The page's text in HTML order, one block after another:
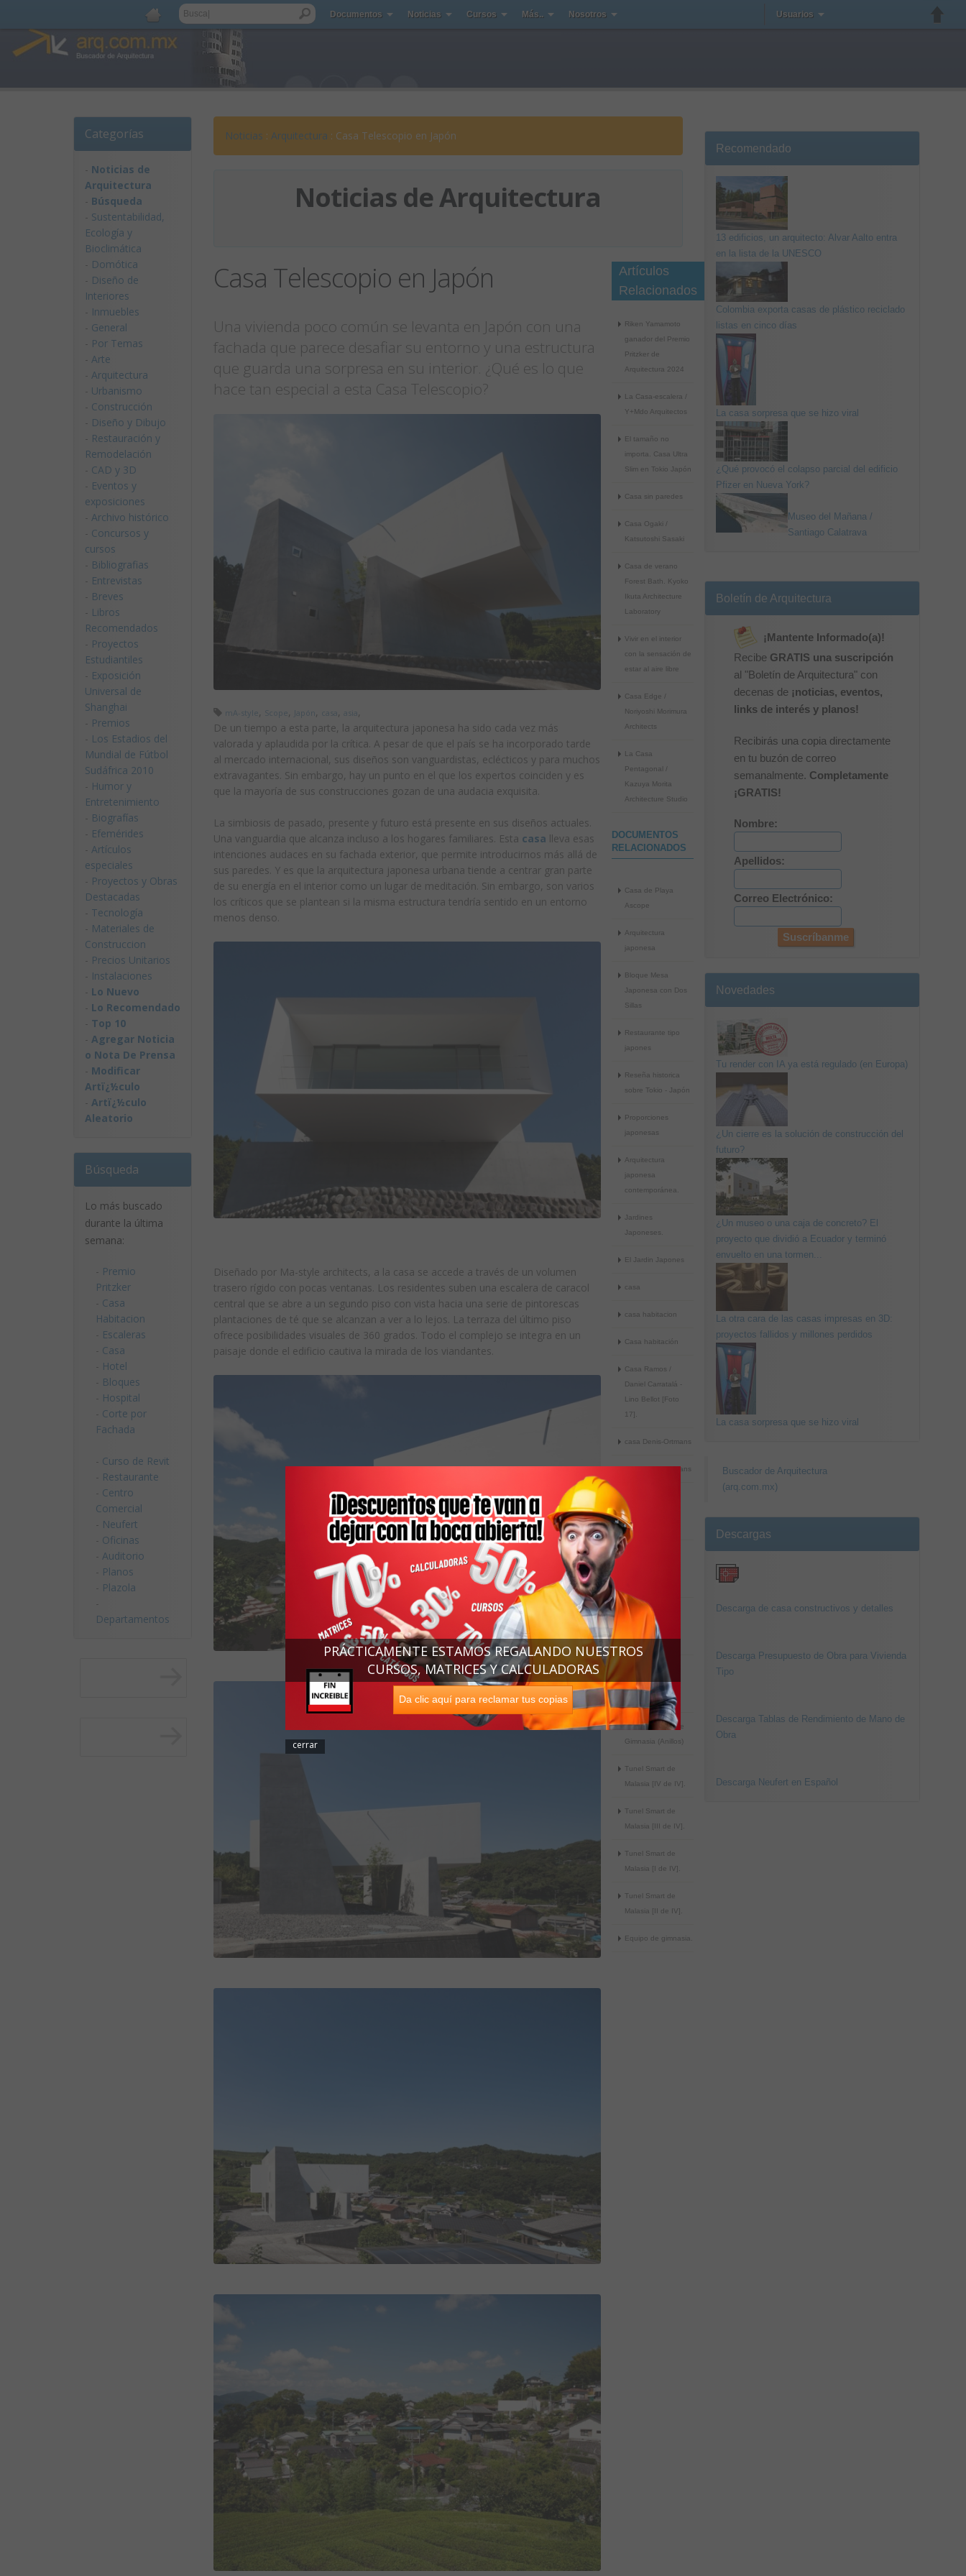
Documentos Noticias Cursos Más.. Nosotros Usuarios
Categorías
- Noticias de
Arquitectura
- Búsqueda
- Sustentabilidad,
Ecologí­a y
Bioclimática
- Domótica
- Diseño de
Interiores
- Inmuebles
- General
- Por Temas
- Arte
- Arquitectura
- Urbanismo
- Construcción
- Diseño y Dibujo
- Restauración y
Remodelación
- CAD y 3D
- Eventos y
exposiciones
- Archivo histórico
- Concursos y
cursos
- Bibliografias
- Entrevistas
- Breves
- Libros
Recomendados
- Proyectos
Estudiantiles
- Exposición
Universal de
Shanghai
- Premios
- Los Estadios del
Mundial de Fútbol
Sudáfrica 2010
- Humor y
Entretenimiento
- Biografías
- Efemérides
- Artículos
especiales
- Proyectos y Obras
Destacadas
- Tecnología
- Materiales de
Construccion
- Precios Unitarios
- Instalaciones
- Lo Nuevo
- Lo Recomendado
- Top 10
- Agregar Noticia
o Nota De Prensa
- Modificar
Artï¿½culo
- Artï¿½culo
Aleatorio
Búsqueda
Lo más buscado
durante la última
semana:
- Premio
Pritzker
- Casa
Habitacion
- Escaleras
- Casa
- Hotel
- Bloques
- Hospital
- Corte por
Fachada
- Curso de Revit
- Restaurante
- Centro
Comercial
- Neufert
- Oficinas
- Auditorio
- Planos
- Plazola
-
Departamentos
Noticias : Arquitectura : Casa Telescopio en Japón
Noticias de Arquitectura
Casa Telescopio en Japón
Una vivienda poco común se levanta en Japón con una
fachada que parece desafiar su entorno y una estructura
que guarda una sorpresa en su interior. ¿Qué es lo que
hace tan especial a esta Casa Telescopio?
mA-style, Scope, Japón, casa, asia,
De un tiempo a esta parte, la arquitectura japonesa ha sido cada vez más
valorada y aplaudida por la crítica. A pesar de que el país se ha incorporado tarde
al mercado internacional, sus diseños son vanguardistas, eclécticos y para muchos
extravagantes. Sin embargo, hay un punto en el que los expertos coinciden y es
que la mayoría de sus construcciones gozan de una audacia exquisita.
La simbiosis de pasado, presente y futuro está presente en sus diseños actuales.
Una vanguardia que alcanza incluso a los hogares familiares. Esta casa lleva esas
intenciones audaces en su fachada exterior, que permite introducirnos más allá de
sus paredes. Y es que la arquitectura japonesa urbana tiende a centrar gran parte
de su energía en el interior como un lugar de meditación. Sin embargo, son varios
los críticos que se plantean si la misma estructura tendría sentido en un entorno
menos denso.
Diseñado por Ma-style architects, a la casa se accede a través de un volumen
trasero rígido con pocas ventanas. Los residentes suben una escalera de caracol
central que se abre a un segundo piso con vista hacia una serie de pintorescas
plantaciones de té que se alcanzan a ver a lo lejos. La terraza del último piso
ofrece posibilidades visuales de 360 grados. Todo el complejo se integra en un
paisaje donde el edificio cautiva la mirada de los viandantes.
Artículos
Relacionados
Riken Yamamoto
ganador del Premio
Pritzker de
Arquitectura 2024
La Casa-escalera /
Y+Mdo Arquitectos
El tamaño no
importa. Casa Ultra
Slim en Tokio Japón
Casa sin paredes
Casa Ogaki /
Katsutoshi Sasaki
Casa de verano
Forest Bath. Kyoko
Ikuta Architecture
Laboratory
Vivir en el interior
con la sensación de
estar al aire libre
Casa Edge /
Noriyoshi Morimura
Architects
La Casa
Pentagonal /
Kazuya Morita
Architecture Studio
DOCUMENTOS
RELACIONADOS
Casa de Playa
Ascope
Arquitectura
japonesa
Bloque Mesa
Japonesa con Dos
Sillas
Restaurante tipo
japones
Reseña historica
sobre Tokio - Japón
Proporciones
japonesas
Arquitectura
japonesa
contemporánea.
Jardines
Japoneses.
El Jardin Japones
casa
casa habitacion
Casa habitación
Casa Ramos /
Daniel Carratalá -
Lino Bellot [Foto
17].
casa Denis-Ortmans
casa Denis-Ortmans
arquitectos [Foto
18].
Casa PR / PyR
Casa PR / PyR
arquitectos [Foto
24].
Casa PR / PyR
arquitectos [Foto
Familia Equipo de
Gimnasia (Anillos)
Tunel Smart de
Malasia [IV de IV].
Tunel Smart de
Malasia [III de IV].
Tunel Smart de
Malasia [I de IV].
Tunel Smart de
Malasia [II de IV].
Equipo de gimnasia.
Recomendado
13 edificios, un arquitecto: Alvar Aalto entra
en la lista de la UNESCO
Colombia exporta casas de plástico reciclado
listas en cinco días
La casa sorpresa que se hizo viral
¿Qué provocó el colapso parcial del edificio
Pfizer en Nueva York?
Museo del Mañana /
Santiago Calatrava
Boletín de Arquitectura
¡Mantente Informado(a)!
Recibe GRATIS una suscripción
al "Boletín de Arquitectura" con
decenas de ¡noticias, eventos,
links de interés y planos!
Recibirás una copia directamente
en tu buzón de correo
semanalmente. Completamente
¡GRATIS!
Nombre:
Apellidos:
Correo Electrónico:
Novedades
Tu render con IA ya está regulado (en Europa)
¿Un cierre es la solución de construcción del
futuro?
¿Un museo o una caja de concreto? El
proyecto que dividió a Ecuador y terminó
envuelto en una tormen...
La otra cara de las casas impresas en 3D:
proyectos fallidos y millones perdidos
La casa sorpresa que se hizo viral
Buscador de Arquitectura
(arq.com.mx)
Descargas
Descarga de casa constructivos y detalles
Descarga Presupuesto de Obra para Vivienda
Tipo
Descarga Tablas de Rendimiento de Mano de
Obra
Descarga Neufert en Español
cerrar
Da clic aquí para reclamar tus copias
PRÁCTICAMENTE ESTAMOS REGALANDO NUESTROS
CURSOS, MATRICES Y CALCULADORAS